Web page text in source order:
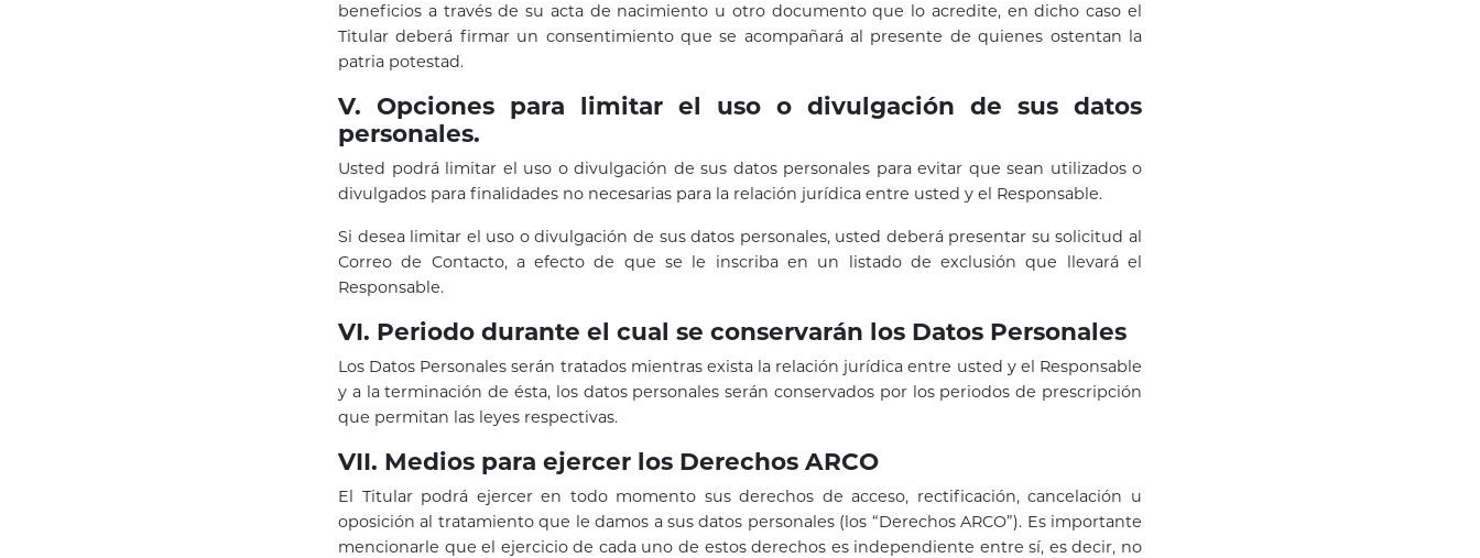
beneficios a través de su acta de nacimiento u otro documento que lo acredite, en dicho caso el
Titular deberá firmar un consentimiento que se acompañará al presente de quienes ostentan la
patria potestad.
V. Opciones para limitar el uso o divulgación de sus datos
personales.
Usted podrá limitar el uso o divulgación de sus datos personales para evitar que sean utilizados o
divulgados para finalidades no necesarias para la relación jurídica entre usted y el Responsable.
Si desea limitar el uso o divulgación de sus datos personales, usted deberá presentar su solicitud al
Correo de Contacto, a efecto de que se le inscriba en un listado de exclusión que llevará el
Responsable.
VI. Periodo durante el cual se conservarán los Datos Personales
Los Datos Personales serán tratados mientras exista la relación jurídica entre usted y el Responsable
y a la terminación de ésta, los datos personales serán conservados por los periodos de prescripción
que permitan las leyes respectivas.
VII. Medios para ejercer los Derechos ARCO
El Titular podrá ejercer en todo momento sus derechos de acceso, rectificación, cancelación u
oposición al tratamiento que le damos a sus datos personales (los “Derechos ARCO”). Es importante
mencionarle que el ejercicio de cada uno de estos derechos es independiente entre sí, es decir, no